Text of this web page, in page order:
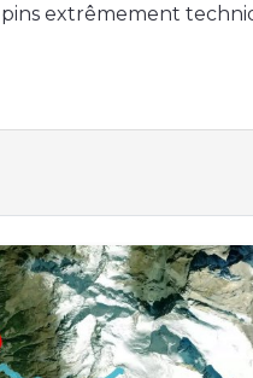
extrêmement